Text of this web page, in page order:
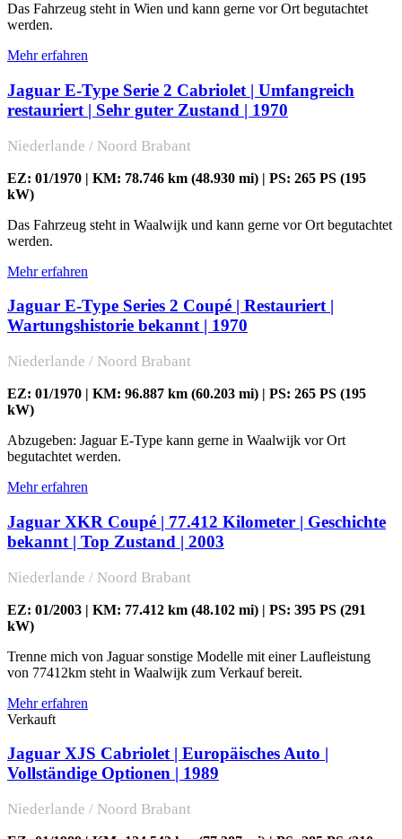
Das Fahrzeug steht in Wien und kann gerne vor Ort begutachtet
werden.
Mehr erfahren
Jaguar E-Type Serie 2 Cabriolet | Umfangreich
restauriert | Sehr guter Zustand | 1970
Niederlande / Noord Brabant
EZ: 01/1970 | KM: 78.746 km (48.930 mi) | PS: 265 PS (195
kW)
Das Fahrzeug steht in Waalwijk und kann gerne vor Ort begutachtet
werden.
Mehr erfahren
Jaguar E-Type Series 2 Coupé | Restauriert |
Wartungshistorie bekannt | 1970
Niederlande / Noord Brabant
EZ: 01/1970 | KM: 96.887 km (60.203 mi) | PS: 265 PS (195
kW)
Abzugeben: Jaguar E-Type kann gerne in Waalwijk vor Ort
begutachtet werden.
Mehr erfahren
Jaguar XKR Coupé | 77.412 Kilometer | Geschichte
bekannt | Top Zustand | 2003
Niederlande / Noord Brabant
EZ: 01/2003 | KM: 77.412 km (48.102 mi) | PS: 395 PS (291
kW)
Trenne mich von Jaguar sonstige Modelle mit einer Laufleistung
von 77412km steht in Waalwijk zum Verkauf bereit.
Mehr erfahren
Verkauft
Jaguar XJS Cabriolet | Europäisches Auto |
Vollständige Optionen | 1989
Niederlande / Noord Brabant